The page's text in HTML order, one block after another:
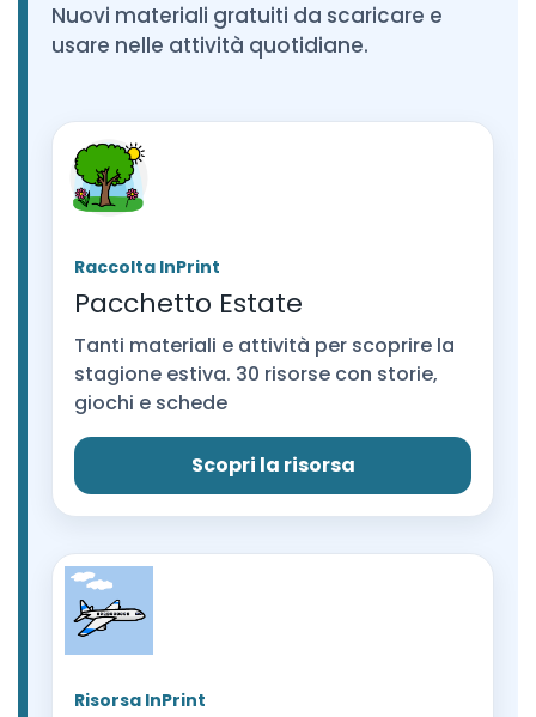
Nuovi materiali gratuiti da scaricare e
usare nelle attività quotidiane.
Raccolta InPrint
Pacchetto Estate
Tanti materiali e attività per scoprire la
stagione estiva. 30 risorse con storie,
giochi e schede
Scopri la risorsa
Risorsa InPrint